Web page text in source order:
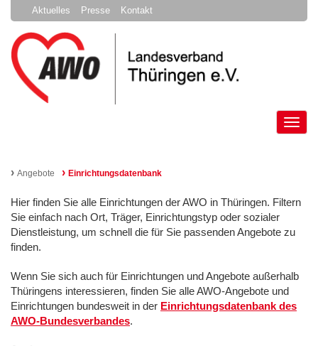
Aktuelles Presse Kontakt
› Angebote › Einrichtungsdatenbank
Hier finden Sie alle Einrichtungen der AWO in Thüringen. Filtern
Sie einfach nach Ort, Träger, Einrichtungstyp oder sozialer
Dienstleistung, um schnell die für Sie passenden Angebote zu
finden.
Wenn Sie sich auch für Einrichtungen und Angebote außerhalb
Thüringens interessieren, finden Sie alle AWO-Angebote und
Einrichtungen bundesweit in der Einrichtungsdatenbank des
AWO-Bundesverbandes.